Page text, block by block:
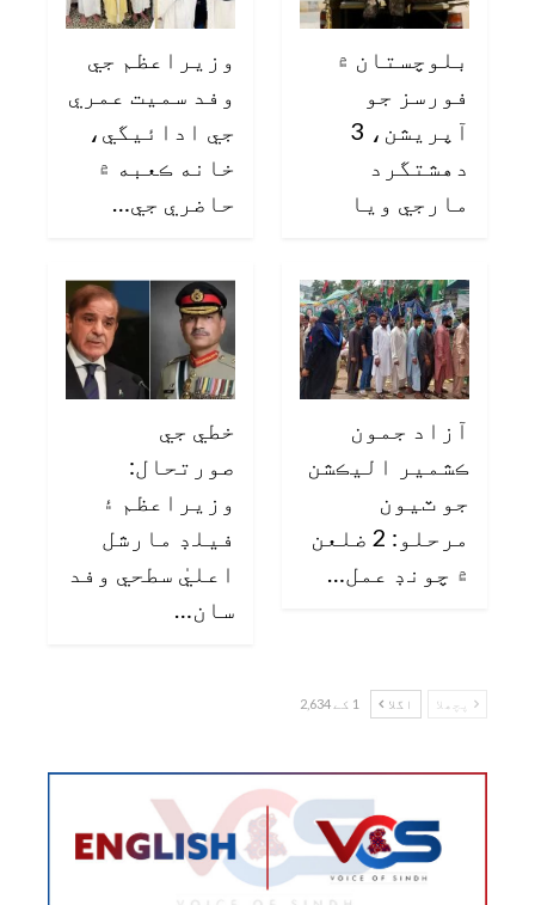
بلوچستان ۾
فورسز جو
آپريشن، 3
دهشتگرد
مارجي ويا
وزيراعظم جي
وفد سميت عمري
جي ادائيگي،
خانه ڪعبه ۾
حاضري جي…
آزاد جمون
ڪشمير اليڪشن
جو ٽيون
مرحلو: 2 ضلعن
۾ چونڊ عمل…
خطي جي
صورتحال:
وزيراعظم ۽
فيلڊ مارشل
اعليٰ سطحي وفد
سان…
پچھلا اگلا 1 کے 2,634